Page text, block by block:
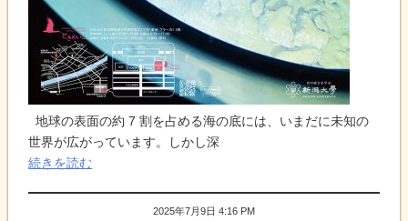
地球の表面の約 7 割を占める海の底には、いまだに未知の
世界が広がっています。しかし深
続きを読む
2025年7月9日 4:16 PM